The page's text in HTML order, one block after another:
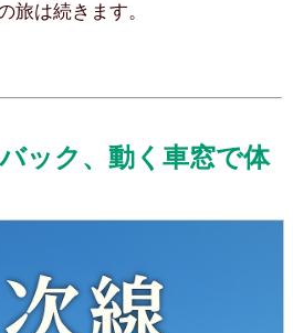
旅は続きます。
ック、動く車窓で体